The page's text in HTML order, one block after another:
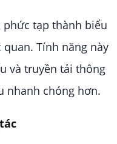
tạp thành biểu
Tính năng này
và truyền tải thông
nhanh chóng hơn.